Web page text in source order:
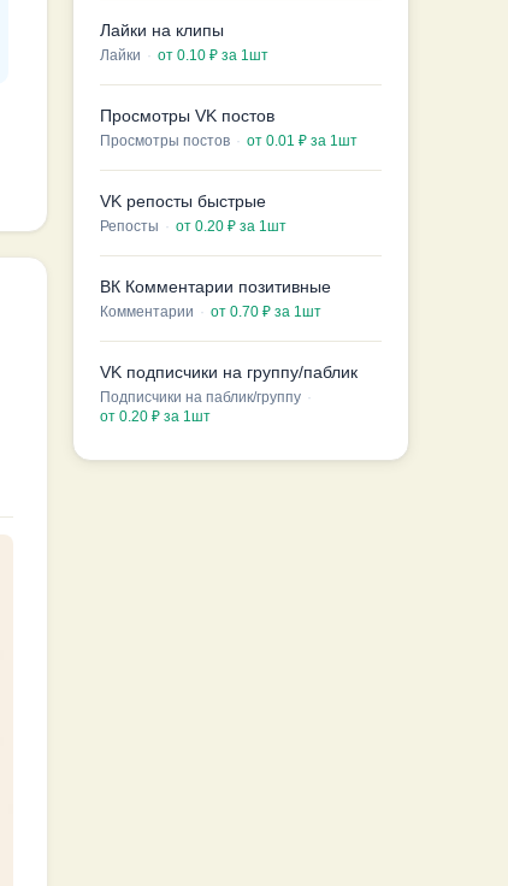
Лайки на клипы
Лайки · от 0.10 ₽ за 1шт
Просмотры VK постов
Просмотры постов · от 0.01 ₽ за 1шт
VK репосты быстрые
Репосты · от 0.20 ₽ за 1шт
ВК Комментарии позитивные
Комментарии · от 0.70 ₽ за 1шт
VK подписчики на группу/паблик
Подписчики на паблик/группу ·
от 0.20 ₽ за 1шт